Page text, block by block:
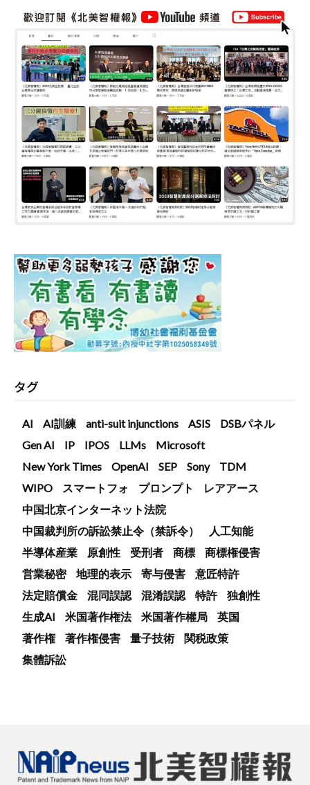
タグ
AI AI訓練 anti-suit injunctions ASIS
DSBパネル
Gen AI
IP IPOS LLMs
Microsoft
New York Times
OpenAI SEP Sony
TDM
WIPO
スマートフォ プロンプト
レアアース
中国北京インターネット法院
中国裁判所の訴訟禁止令（禁訴令）
人工知能
半導体産業
原創性 受刑者 商標
商標権侵害
営業秘密
地理的表示 寄与侵害
意匠特許
法定賠償金
混同誤認 混淆誤認 特許
独創性
生成AI
米国著作権法 米国著作權局
英国
著作権
著作権侵害 量子技術
関税政策
集體訴訟